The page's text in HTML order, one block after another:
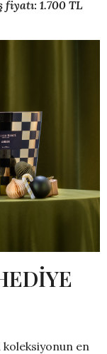
fiyatı: 1.700 TL
en